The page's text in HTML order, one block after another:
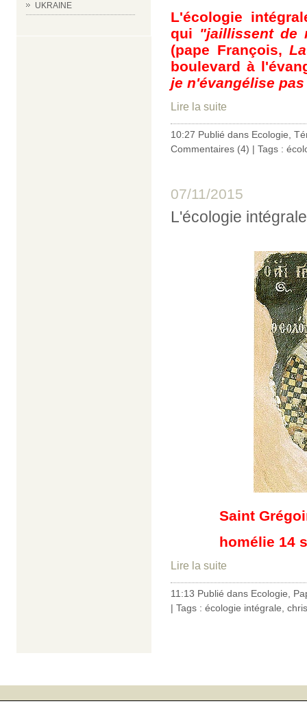
UKRAINE
L'écologie
qui "jaillissent de
(pape François,
boulevard à
je n'évangélise
Lire la suite
10:27 Publié dans Ecologie,
Commentaires (4) | Tags :
07/11/2015
L'écologie
Saint
homélie 14
Lire la suite
11:13 Publié dans Ecologie,
| Tags : écologie intégrale,